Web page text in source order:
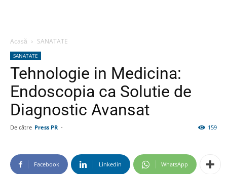
Acasă SANATATE
SANATATE
Tehnologie in Medicina:
Endoscopia ca Solutie de
Diagnostic Avansat
De către Press PR - 159
Facebook Linkedin WhatsApp